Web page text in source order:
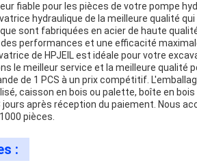
fiable pour les pièces de votre pompe
hydraulique de la meilleure qualité
sont fabriquées en acier de haute
performances et une efficacité
de HPJEIL est idéale pour votre
le meilleur service et la meilleure qualité
de 1 PCS à un prix compétitif.
caisson en bois ou palette, boîte en
jours après réception du paiement. Nous
pièces.
: